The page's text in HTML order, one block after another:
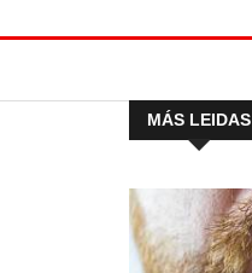
MÁS LEIDAS